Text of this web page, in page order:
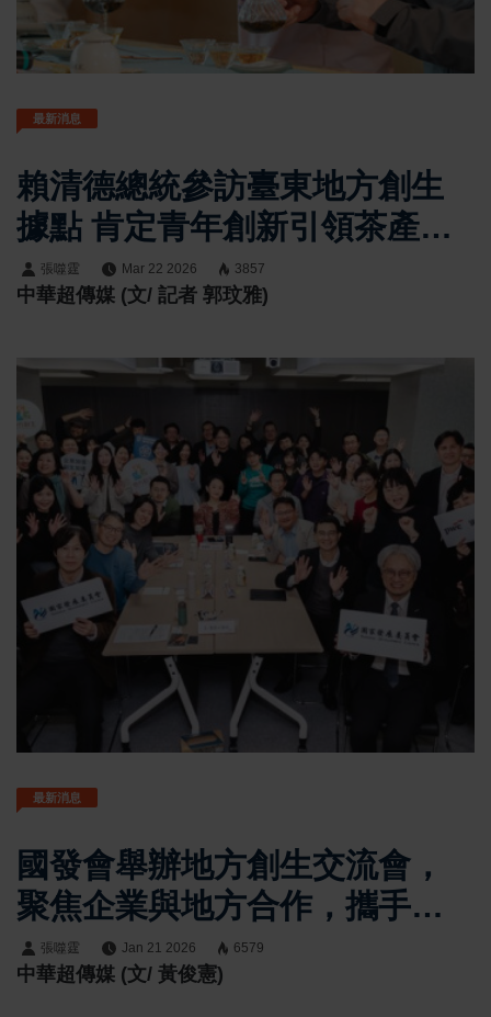
最新消息
賴清德總統參訪臺東地方創生
據點 肯定青年創新引領茶產業
升級與產業轉型的成果 落實地
方創生3.0
張噬霆 Mar 22 2026 3857
中華超傳媒 (文/ 記者 郭玟雅)
最新消息
國發會舉辦地方創生交流會，
聚焦企業與地方合作，攜手產
業共創臺灣永續未來
張噬霆 Jan 21 2026 6579
中華超傳媒 (文/ 黃俊憲)